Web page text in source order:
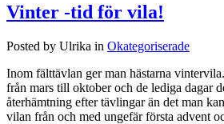
Vinter -tid för vila!
Posted by Ulrika in Okategoriserade
Inom fälttävlan ger man hästarna
från mars till oktober och de lediga dagar
återhämtning efter tävlingar än det man
vilan från och med ungefär första advent